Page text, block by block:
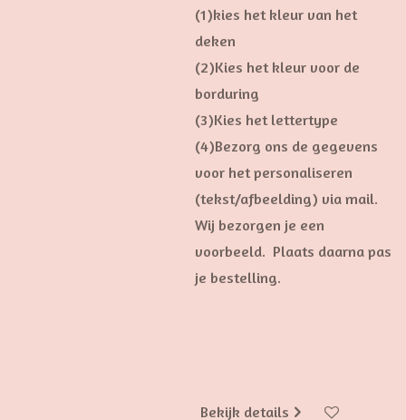
(1)kies het kleur van het
deken
(2)Kies het kleur voor de
borduring
(3)Kies het lettertype
(4)Bezorg ons de gegevens
voor het personaliseren
(tekst/afbeelding) via mail.
Wij bezorgen je een
voorbeeld. Plaats daarna pas
je bestelling.
Bekijk details